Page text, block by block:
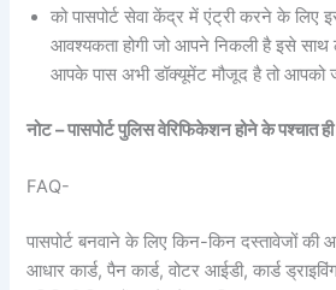
को पासपोर्ट सेवा केंद्र में एंट्री करने के लिए
आवश्यकता होगी जो आपने निकली है इसे साथ
आपके पास अभी डॉक्यूमेंट मौजूद है तो आपको
नोट – पासपोर्ट पुलिस वेरिफिकेशन होने के पश्चात
FAQ-
पासपोर्ट बनवाने के लिए किन-किन दस्तावेजों की
आधार कार्ड, पैन कार्ड, वोटर आईडी, कार्ड